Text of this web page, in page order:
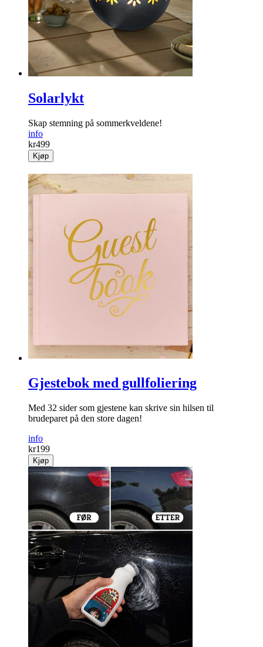
Solarlykt
Skap stemning på sommerkveldene!
info
kr499
Kjøp
Gjestebok med gullfoliering
Med 32 sider som gjestene kan skrive sin hilsen til
brudeparet på den store dagen!
info
kr199
Kjøp